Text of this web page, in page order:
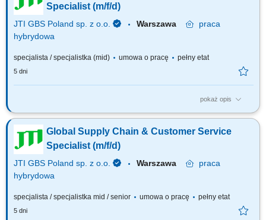
Współpraca z firmami transportowymi w zakresie realizacji dostaw.
Odpowiedzialność za jakość...
Specialist (m/f/d)
JTI GBS Poland sp. z o.o. Warszawa
praca
hybrydowa
specjalista / specjalistka (mid) umowa o pracę pełny etat
5 dni
pokaż opis
About the position: As a Global Supply Chain & Customer Service
Specialist, you will support end‑to‑end operations within the GBS scope,
ensuring timely and accurate supply of finished, semi‑finished, and raw
materials to JTI Markets and 3rd Party Partners. You’ll work closely with...
Global Supply Chain & Customer Service
Specialist (m/f/d)
JTI GBS Poland sp. z o.o. Warszawa
praca
hybrydowa
specjalista / specjalistka mid / senior umowa o pracę pełny etat
5 dni